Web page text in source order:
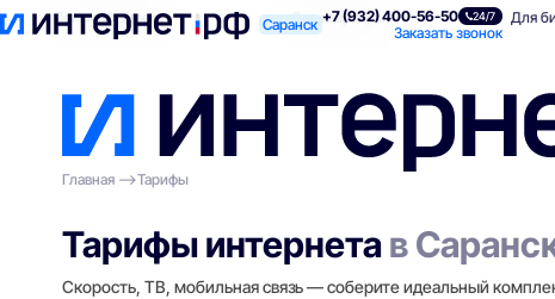
Саранск +7 (932) 400-56-50 24/7
Заказать звонок
Поиск по адресу Для квартиры Для
Главная
Тарифы
Тарифы интернетав
Скорость, ТВ, мобильная связь — соберите идеальный